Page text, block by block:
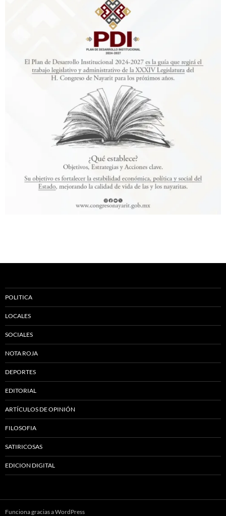
POLITICA
LOCALES
SOCIALES
NOTA ROJA
DEPORTES
EDITORIAL
ARTÍCULOS DE OPINIÓN
FILOSOFIA
SATIRICOSAS
EDICION DIGITAL
Funciona gracias a WordPress